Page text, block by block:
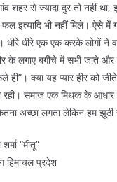
शहर से ज्यादा दुर तो नहीं
फल इत्यादि भी नहीं मिले।
धीरे धीरे एक एक करके लोगों ने
के लगाए बगीचे में सभी जाते और
ही”। क्या यह प्यार हीर को
रही। समाज एक मिथक के आधार
अच्छा लगता लेकिन हम झूठी
शर्मा “मीतू”
हिमाचल प्रदेश